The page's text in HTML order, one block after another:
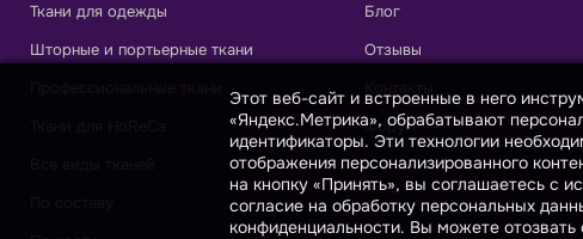
Ткани для одежды
Шторные и портьерные ткани
Блог
Отзывы
Форум
Этот веб-сайт и встроенные в него
«Яндекс.Метрика», обрабатывают
идентификаторы. Эти технологии
отображения персонализированного
на кнопку «Принять», вы соглашаетесь с
согласие на обработку персональных
конфиденциальности. Вы можете